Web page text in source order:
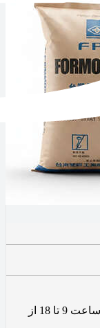
برای استعلام قیمت و ثبت سفارش می‌توانید، ساعت 9 تا 18 از